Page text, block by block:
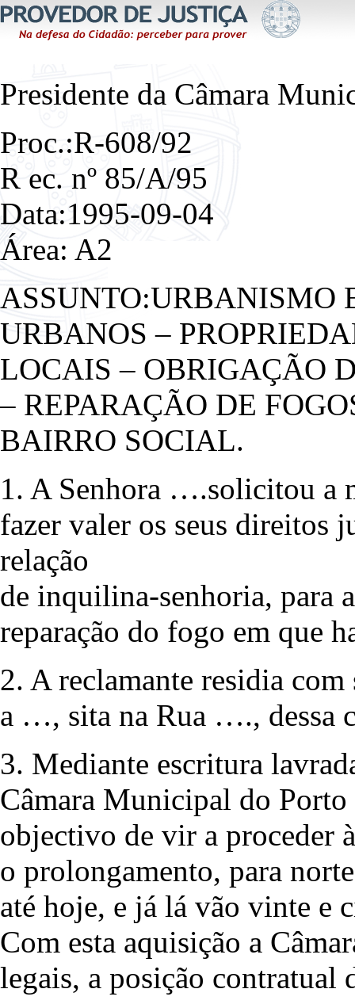
Presidente da Câmara
Proc.:R-608/92
R ec. nº 85/A/95
Data:1995-09-04
Área: A2
ASSUNTO:URBANISMO
URBANOS –
LOCAIS – OBRIGAÇÃO
– REPARAÇÃO DE
BAIRRO SOCIAL.
1. A Senhora ….solicitou a
fazer valer os seus direitos
relação
de inquilina-senhoria, para
reparação do fogo em que
2. A reclamante residia
a …, sita na Rua …., dessa
3. Mediante escritura
Câmara Municipal do
objectivo de vir a proceder
o prolongamento, para
até hoje, e já lá vão vinte e
Com esta aquisição a
legais, a posição contratual